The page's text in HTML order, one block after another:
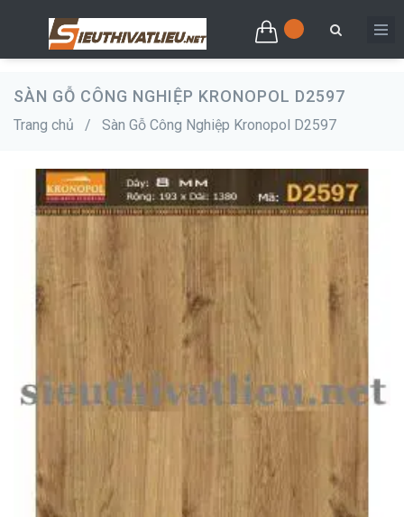
SÀN GỖ CÔNG NGHIỆP KRONOPOL D2597
Trang chủ / Sàn Gỗ Công Nghiệp Kronopol D2597